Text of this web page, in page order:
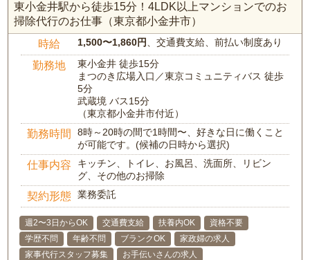
東小金井駅から徒歩15分！4LDK以上マンションでのお
掃除代行のお仕事（東京都小金井市）
時給 1,500〜1,860円 、交通費支給、前払い制度あり
勤務地
東小金井 徒歩15分
まつのき広場入口／東京コミュニティバス 徒歩
5分
武蔵境 バス15分
（東京都小金井市付近）
勤務時間
8時～20時の間で1時間〜、好きな日に働くこと
が可能です。(候補の日時から選択)
仕事内容
キッチン、トイレ、お風呂、洗面所、リビン
グ、その他のお掃除
契約形態 業務委託
週2〜3日からOK 交通費支給 扶養内OK
資格不要
学歴不問
年齢不問 ブランクOK
家政婦の求人
家事代行スタッフ募集
お手伝いさんの求人